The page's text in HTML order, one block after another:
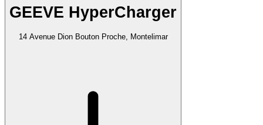
GEEVE HyperCharger
14 Avenue Dion Bouton Proche, Montelimar